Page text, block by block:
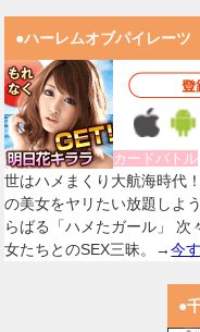
●ハーレムオブパイレーツ
カードバトル
世はハメまくり大航海時代
の美女をヤリたい放題しよ
らばる「ハメたガール」 次
女たちとのSEX三昧。→今
●